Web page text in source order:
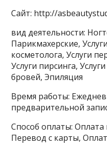
Сайт: http://
вид деятельности:
Парикмахерские,
косметолога, Услуги
Услуги пирсинга,
бровей, Эпиляция
Время работы:
предварительной
Способ оплаты:
Перевод с карты,